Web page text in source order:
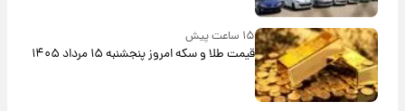
۱۵ ساعت پیش
قیمت طلا و سکه امروز پنجشنبه ۱۵ مرداد ۱۴۰۵